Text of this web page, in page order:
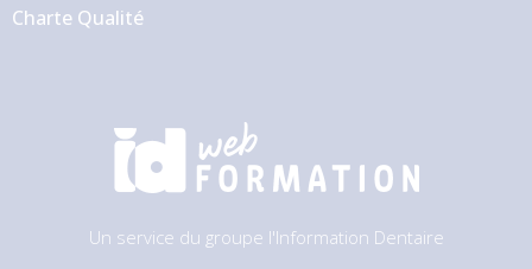
Charte Qualité
Un service du groupe l'Information Dentaire